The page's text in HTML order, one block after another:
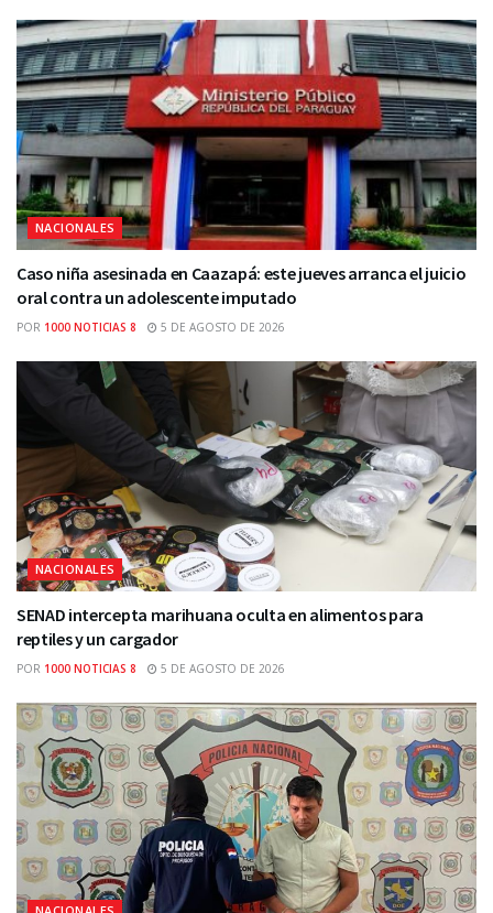
NACIONALES
Caso niña asesinada en Caazapá: este jueves arranca el juicio
oral contra un adolescente imputado
POR 1000 NOTICIAS 8 5 DE AGOSTO DE 2026
NACIONALES
SENAD intercepta marihuana oculta en alimentos para
reptiles y un cargador
POR 1000 NOTICIAS 8 5 DE AGOSTO DE 2026